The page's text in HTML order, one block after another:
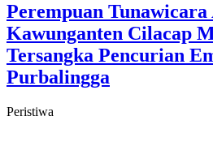
Perempuan Tunawicara
Kawunganten Cilacap
Tersangka Pencurian
Purbalingga
Peristiwa